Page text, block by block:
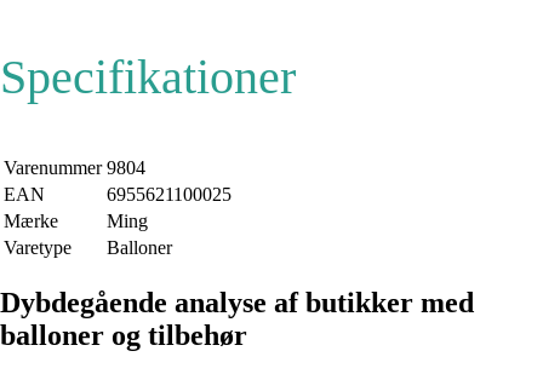
Specifikationer
Varenummer 9804
EAN
6955621100025
Mærke
Ming
Varetype
Balloner
Dybdegående analyse af butikker med
balloner og tilbehør